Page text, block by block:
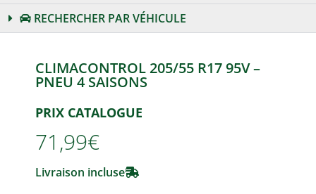
RECHERCHER PAR VÉHICULE
CLIMACONTROL 205/55 R17 95V –
PNEU 4 SAISONS
PRIX CATALOGUE
71,99€
Livraison incluse